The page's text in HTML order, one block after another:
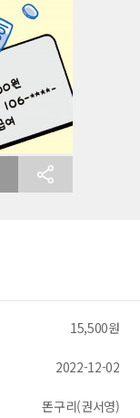
15,500원
2022-12-02
똔구리(권서영)